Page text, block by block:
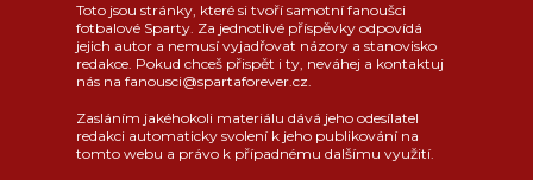
Toto jsou stránky, které si tvoří samotní fanoušci
fotbalové Sparty. Za jednotlivé příspěvky odpovídá
jejich autor a nemusí vyjadřovat názory a stanovisko
redakce. Pokud chceš přispět i ty, neváhej a kontaktuj
nás na fanousci@spartaforever.cz.
Zasláním jakéhokoli materiálu dává jeho odesílatel
redakci automaticky svolení k jeho publikování na
tomto webu a právo k případnému dalšímu využití.